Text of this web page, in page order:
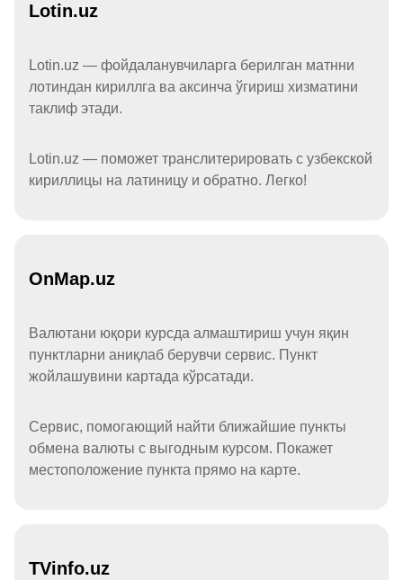
Lotin.uz
Lotin.uz — фойдаланувчиларга берилган матнни
лотиндан кириллга ва аксинча ўгириш хизматини
таклиф этади.
Lotin.uz — поможет транслитерировать с узбекской
кириллицы на латиницу и обратно. Легко!
OnMap.uz
Валютани юқори курсда алмаштириш учун яқин
пунктларни аниқлаб берувчи сервис. Пункт
жойлашувини картада кўрсатади.
Сервис, помогающий найти ближайшие пункты
обмена валюты с выгодным курсом. Покажет
местоположение пункта прямо на карте.
TVinfo.uz